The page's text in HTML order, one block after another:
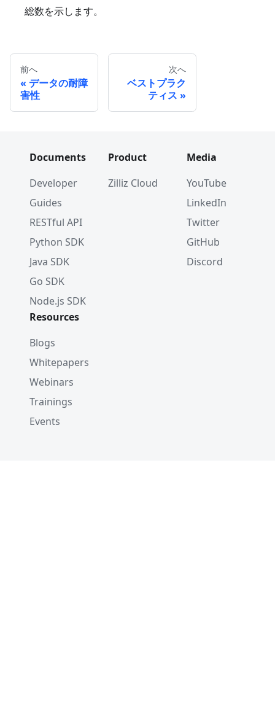
総数を示します。
前へ
データの耐障
害性
次へ
ベストプラク
ティス
Documents
Developer
Guides
RESTful API
Python SDK
Java SDK
Go SDK
Node.js SDK
Product
Zilliz Cloud
Media
YouTube
LinkedIn
Twitter
GitHub
Discord
Resources
Blogs
Whitepapers
Webinars
Trainings
Events